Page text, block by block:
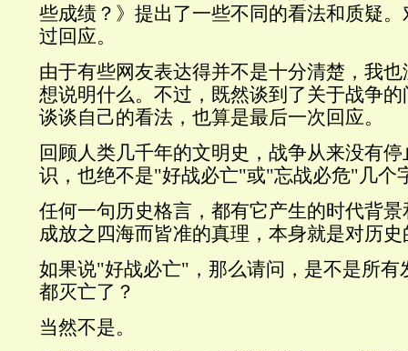
些成绩？》提出了一些不同的看法和质疑
过回应。
由于有些网友表达得并不是十分清楚，我
想说明什么。不过，既然谈到了关于战争
谈谈自己的看法，也算是最后一次回应。
回顾人类几千年的文明史，战争从来没有
识，也绝不是"好战必亡"或"忘战必危"几个
任何一句历史格言，都有它产生的时代背
成放之四海而皆准的真理，本身就是对历
如果说"好战必亡"，那么请问，是不是所有
都灭亡了？
当然不是。